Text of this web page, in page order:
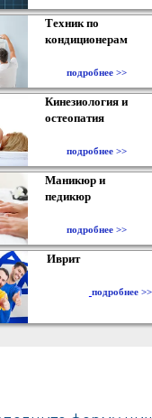
Техник по
кондиционерам
подробнее >>
Кинезиология и
остеопатия
подробнее >>
Маникюр и
педикюр
подробнее >>
Иврит
подробнее >>